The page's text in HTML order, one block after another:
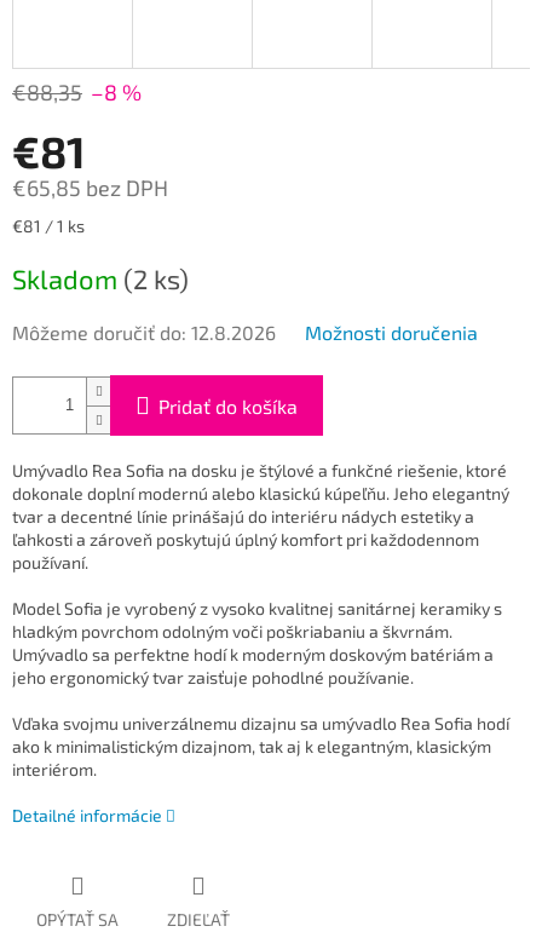
€88,35 –8 %
€81
€65,85 bez DPH
Jednotková
€81 / 1 ks
Skladom (2 ks)
Môžeme doručiť do: 12.8.2026 Možnosti doručenia
Pridať do košíka
Umývadlo Rea Sofia na dosku je štýlové a funkčné riešenie, ktoré
dokonale doplní modernú alebo klasickú kúpeľňu. Jeho elegantný
tvar a decentné línie prinášajú do interiéru nádych estetiky a
ľahkosti a zároveň poskytujú úplný komfort pri každodennom
používaní.
Model Sofia je vyrobený z vysoko kvalitnej sanitárnej keramiky s
hladkým povrchom odolným voči poškriabaniu a škvrnám.
Umývadlo sa perfektne hodí k moderným doskovým batériám a
jeho ergonomický tvar zaisťuje pohodlné používanie.
Vďaka svojmu univerzálnemu dizajnu sa umývadlo Rea Sofia hodí
ako k minimalistickým dizajnom, tak aj k elegantným, klasickým
interiérom.
Detailné informácie
OPÝTAŤ SA ZDIEĽAŤ